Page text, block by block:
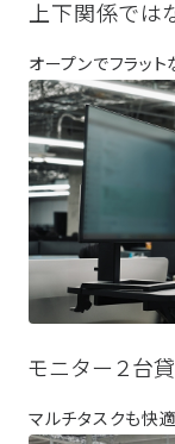
上下関係では
オープンでフラッ
モニター２台
マルチタスクも快